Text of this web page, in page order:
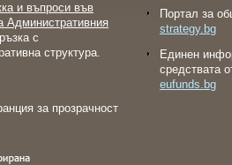
и въпроси във
Административния
с
структура.
за прозрачност
Портал за
strategy.bg
Eдинен
средствата
eufunds.bg